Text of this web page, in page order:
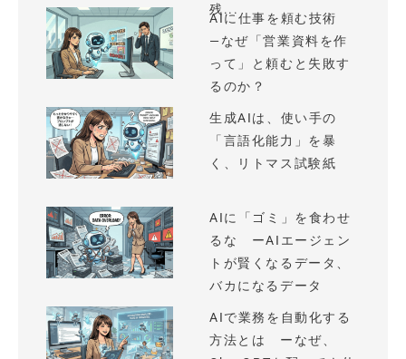
残...
AIに仕事を頼む技術
—なぜ「営業資料を作
って」と頼むと失敗す
るのか？
生成AIは、使い手の
「言語化能力」を暴
く、リトマス試験紙
AIに「ゴミ」を食わせ
るな ーAIエージェン
トが賢くなるデータ、
バカになるデータ
AIで業務を自動化する
方法とは ーなぜ、